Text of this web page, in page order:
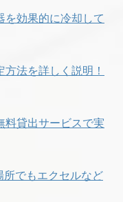
を効果的に冷却して
法を詳しく説明！
料貸出サービスで実
所でもエクセルなど